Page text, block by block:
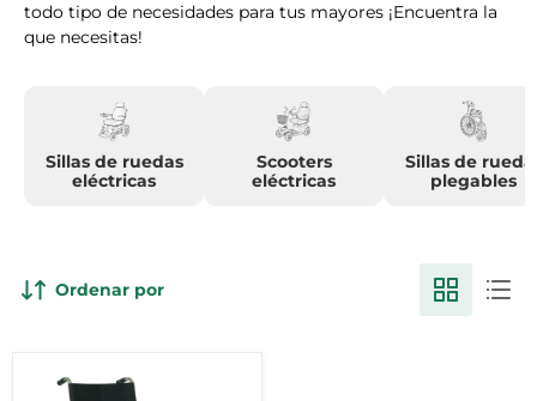
todo tipo de necesidades para tus mayores ¡Encuentra la
que necesitas!
Sillas de ruedas
eléctricas
Scooters
eléctricas
Sillas de
plegables
Ordenar por
Silla